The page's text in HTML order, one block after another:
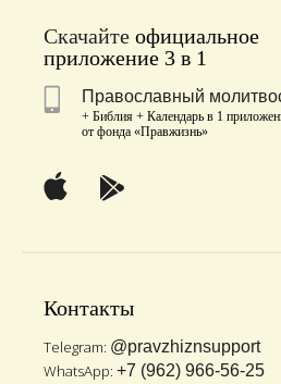
Скачайте официальное
приложение 3 в 1
Православный
+ Библия + Календарь в 1
от фонда «Правжизнь»
Контакты
Telegram: @pravzhiznsupport
WhatsApp: +7 (962) 966-56-25